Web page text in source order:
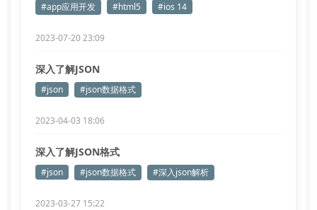
#app应用开发 #html5 #ios 14
2023-07-20 23:09
深入了解JSON
#json #json数据格式
2023-04-03 18:06
深入了解JSON格式
#json #json数据格式 #深入json解析
2023-03-27 15:22